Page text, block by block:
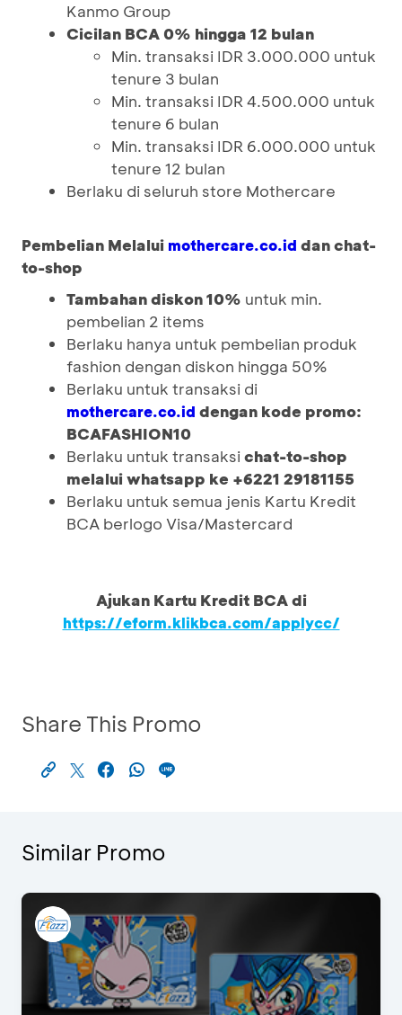
Kanmo Group
Cicilan BCA 0% hingga 12 bulan
Min. transaksi IDR 3.000.000 untuk
tenure 3 bulan
Min. transaksi IDR 4.500.000 untuk
tenure 6 bulan
Min. transaksi IDR 6.000.000 untuk
tenure 12 bulan
Berlaku di seluruh store Mothercare
Pembelian Melalui mothercare.co.id dan chat-
to-shop
Tambahan diskon 10% untuk min.
pembelian 2 items
Berlaku hanya untuk pembelian produk
fashion dengan diskon hingga 50%
Berlaku untuk transaksi di
mothercare.co.id dengan kode promo:
BCAFASHION10
Berlaku untuk transaksichat-to-shop
melalui whatsapp ke +6221 29181155
Berlaku untuk semua jenis Kartu Kredit
BCA berlogo Visa/Mastercard
Ajukan Kartu Kredit BCA di
https://eform.klikbca.com/applycc/
Share This Promo
Similar Promo